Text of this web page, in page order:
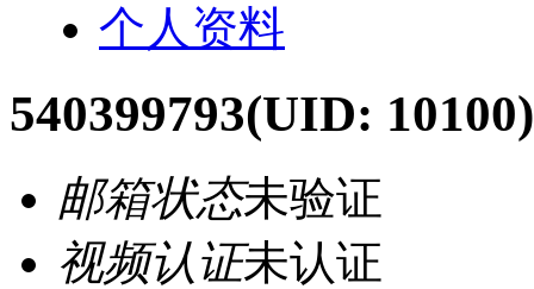
个人资料
540399793(UID: 10100)
邮箱状态未验证
视频认证未认证